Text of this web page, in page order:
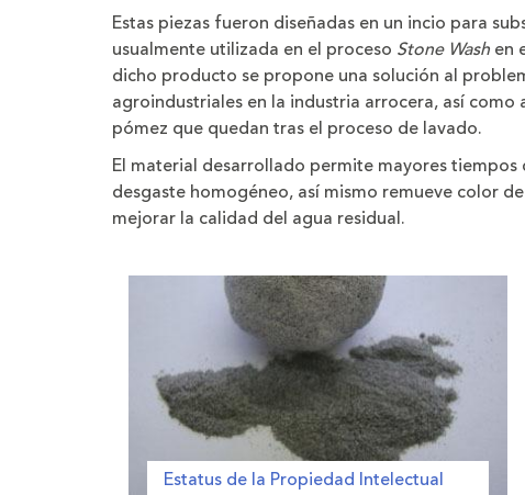
Estas piezas fueron diseñadas en un incio para
usualmente utilizada en el proceso Stone Wash en
dicho producto se propone una solución al
agroindustriales en la industria arrocera, así
pómez que quedan tras el proceso de lavado.
El material desarrollado permite mayores
desgaste homogéneo, así mismo remueve color
mejorar la calidad del agua residual.
Estatus de la Propiedad Intelectual